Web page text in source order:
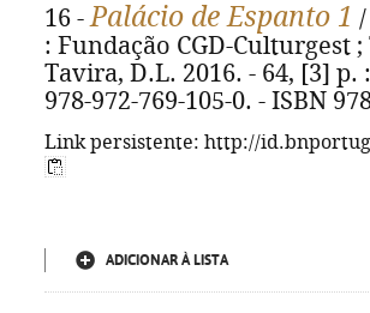
16 -Palácio de Espanto 1
: Fundação CGD-Culturgest
Tavira, D.L. 2016. - 64, [3] p.
978-972-769-105-0. - ISBN
Link persistente: http://
ADICIONAR À LISTA